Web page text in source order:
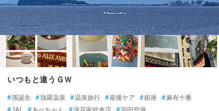
いつもと違うＧＷ
#孫誕生 #強羅温泉 #温泉旅行 # 産後ケア #銀座 # 麻布十番